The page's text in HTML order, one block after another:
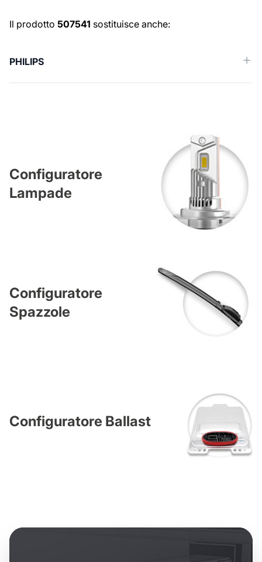
Ricambi simili (Cross reference)
Il prodotto 507541 sostituisce anche:
PHILIPS
Configuratore
Lampade
Configuratore
Spazzole
Configuratore Ballast